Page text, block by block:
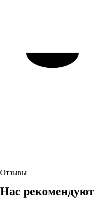
Отзывы
Нас рекомендуют